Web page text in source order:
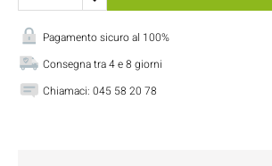
Pagamento sicuro al 100%
Consegna tra 4 e 8 giorni
Chiamaci: 045 58 20 78